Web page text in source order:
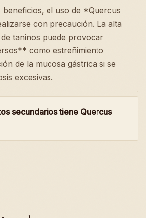
beneficios, el uso de *Quercus
con precaución. La alta
taninos puede provocar
como estreñimiento
de la mucosa gástrica si se
excesivas.
secundarios tiene Quercus